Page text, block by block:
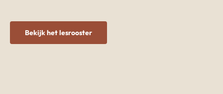
Bekijk het lesrooster